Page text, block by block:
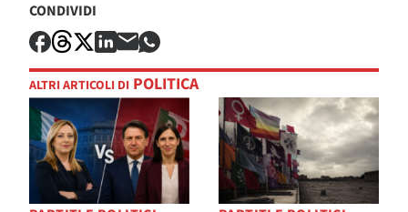
CONDIVIDI
ALTRI ARTICOLI DI POLITICA